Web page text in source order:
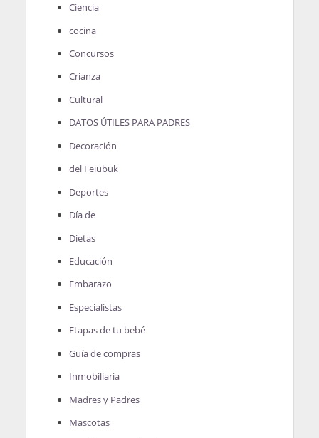
Ciencia
cocina
Concursos
Crianza
Cultural
DATOS ÚTILES PARA PADRES
Decoración
del Feiubuk
Deportes
Día de
Dietas
Educación
Embarazo
Especialistas
Etapas de tu bebé
Guía de compras
Inmobiliaria
Madres y Padres
Mascotas